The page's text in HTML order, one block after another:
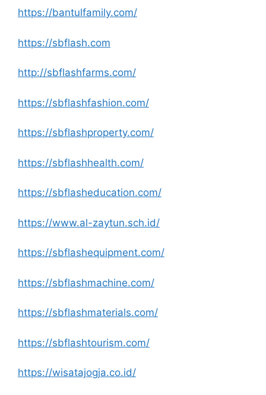
https://bantulfamily.com/
https://sbflash.com
http://sbflashfarms.com/
https://sbflashfashion.com/
https://sbflashproperty.com/
https://sbflashhealth.com/
https://sbflasheducation.com/
https://www.al-zaytun.sch.id/
https://sbflashequipment.com/
https://sbflashmachine.com/
https://sbflashmaterials.com/
https://sbflashtourism.com/
https://wisatajogja.co.id/